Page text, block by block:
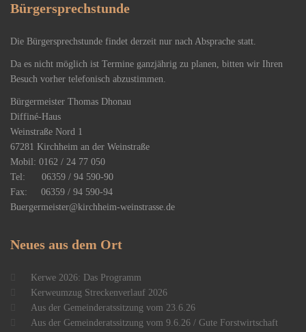
Bürgersprechstunde
Die Bürgersprechstunde findet derzeit nur nach Absprache statt.
Da es nicht möglich ist Termine ganzjährig zu planen, bitten wir Ihren
Besuch vorher telefonisch abzustimmen.
Bürgermeister Thomas Dhonau
Diffiné-Haus
​Weinstraße Nord 1
67281 Kirchheim an der Weinstraße
Mobil: 0162 / 24 77 050
Tel: 06359 / 94 590-90
Fax: 06359 / 94 590-94
Buergermeister@kirchheim-weinstrasse.de
Neues aus dem Ort
Kerwe 2026: Das Programm
Kerweumzug Streckenverlauf 2026
Aus der Gemeinderatssitzung vom 23.6.26
Aus der Gemeinderatssitzung vom 9.6.26 / Gute Forstwirtschaft